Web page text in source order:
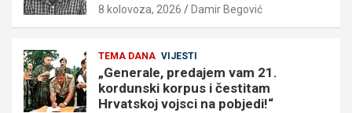
8 kolovoza, 2026 Damir Begović
TEMA DANA VIJESTI
„Generale, predajem vam 21.
kordunski korpus i čestitam
Hrvatskoj vojsci na pobjedi!“